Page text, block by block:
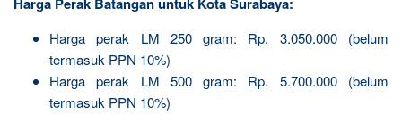
Harga perak LM 250 gram: Rp. 3.050.000 (belum
termasuk PPN 10%)
Harga perak LM 500 gram: Rp. 5.700.000 (belum
termasuk PPN 10%)